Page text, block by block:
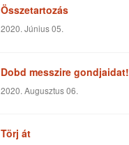
Összetartozás
2020. Június 05.
Dobd messzire gondjaidat!
2020. Augusztus 06.
Törj át